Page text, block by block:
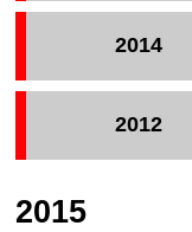
2014
2012
2015